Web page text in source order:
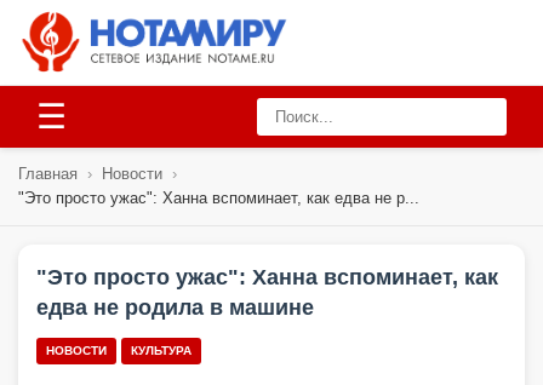
☰
Главная › Новости ›
"Это просто ужас": Ханна вспоминает, как едва не р...
"Это просто ужас": Ханна вспоминает, как
едва не родила в машине
НОВОСТИ КУЛЬТУРА